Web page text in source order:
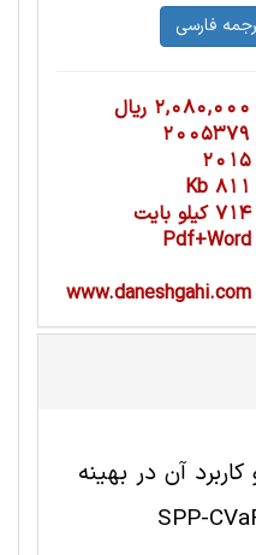
2,080,000 ریال
2005379
2015
811 Kb
714 کیلو بایت
Pdf+Word
www.daneshgahi.com
آن در بهینه